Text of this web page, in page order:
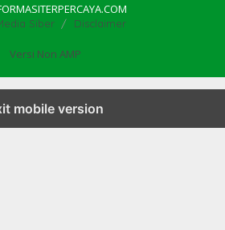
Siber Disclaimer
Versi Non AMP
mobile version